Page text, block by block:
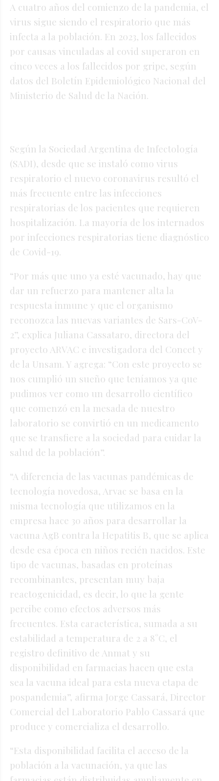
A cuatro años del comienzo de la pandemia, el
virus sigue siendo el respiratorio que más
infecta a la población. En 2023, los fallecidos
por causas vinculadas al covid superaron en
cinco veces a los fallecidos por gripe, según
datos del Boletín Epidemiológico Nacional del
Ministerio de Salud de la Nación.
Según la Sociedad Argentina de Infectología
(SADI), desde que se instaló como virus
respiratorio el nuevo coronavirus resultó el
más frecuente entre las infecciones
respiratorias de los pacientes que requieren
hospitalización. La mayoría de los internados
por infecciones respiratorias tiene diagnóstico
de Covid-19.
“Por más que uno ya esté vacunado, hay que
dar un refuerzo para mantener alta la
respuesta inmune y que el organismo
reconozca las nuevas variantes de Sars-CoV-
2”, explica Juliana Cassataro, directora del
proyecto ARVAC e investigadora del Concet y
de la Unsam. Y agrega: “Con este proyecto se
nos cumplió un sueño que teníamos ya que
pudimos ver como un desarrollo científico
que comenzó en la mesada de nuestro
laboratorio se convirtió en un medicamento
que se transfiere a la sociedad para cuidar la
salud de la población”.
“A diferencia de las vacunas pandémicas de
tecnología novedosa, Arvac se basa en la
misma tecnología que utilizamos en la
empresa hace 30 años para desarrollar la
vacuna AgB contra la Hepatitis B, que se aplica
desde esa época en niños recién nacidos. Este
tipo de vacunas, basadas en proteínas
recombinantes, presentan muy baja
reactogenicidad, es decir, lo que la gente
percibe como efectos adversos más
frecuentes. Esta característica, sumada a su
estabilidad a temperatura de 2 a 8°C, el
registro definitivo de Anmat y su
disponibilidad en farmacias hacen que esta
sea la vacuna ideal para esta nueva etapa de
pospandemia”, afirma Jorge Cassará, Director
Comercial del Laboratorio Pablo Cassará que
produce y comercializa el desarrollo.
“Esta disponibilidad facilita el acceso de la
población a la vacunación, ya que las